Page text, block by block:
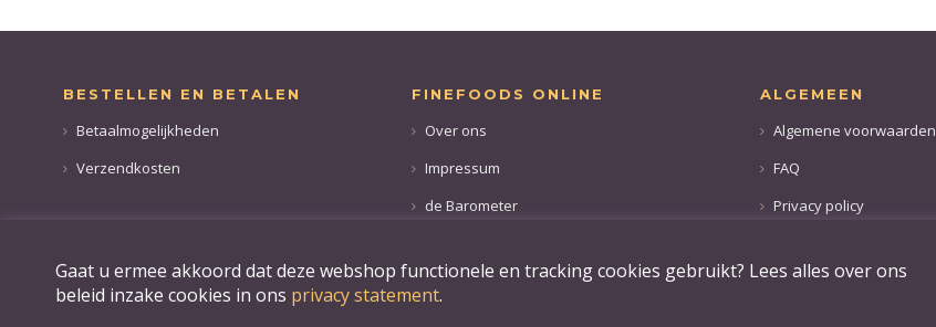
BESTELLEN EN BETALEN
Betaalmogelijkheden
Verzendkosten
FINEFOODS ONLINE
Over ons
Impressum
de Barometer
ALGEMEEN
Algemene voorwaarden
FAQ
Privacy policy
© 2019 Finefoods Online.
Gaat u ermee akkoord dat deze webshop functionele en tracking cookies gebruikt? Lees alles over ons
beleid inzake cookies in ons privacy statement.